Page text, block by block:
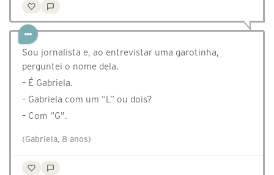
Sou jornalista e, ao entrevistar uma garotinha,
perguntei o nome dela.
– É Gabriela.
– Gabriela com um “L” ou dois?
– Com “G".
(Gabriela, 8 anos)